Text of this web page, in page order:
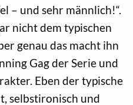
– und sehr männlich!“.
nicht dem typischen
genau das macht ihn
Gag der Serie und
Eben der typische
selbstironisch und